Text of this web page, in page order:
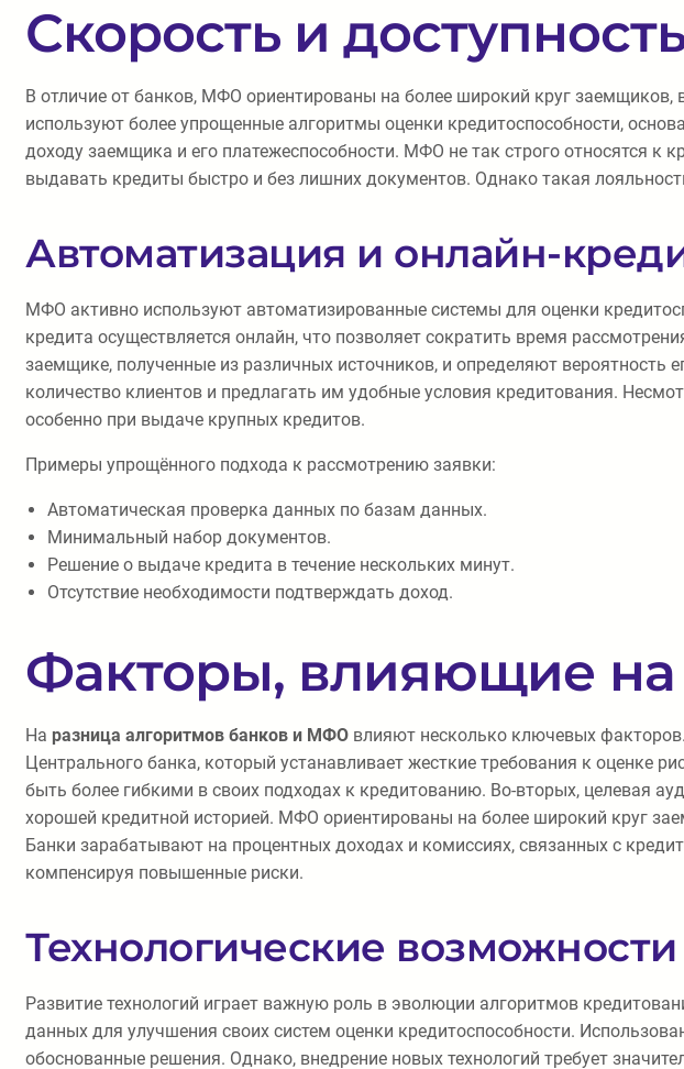
Скорость и
В отличие от банков, МФО ориентированы на более широкий круг
используют более упрощенные алгоритмы оценки кредитоспособности,
доходу заемщика и его платежеспособности. МФО не так строго относятся
выдавать кредиты быстро и без лишних документов. Однако такая
Автоматизация и онлайн-
МФО активно используют автоматизированные системы для оценки
кредита осуществляется онлайн, что позволяет сократить время
заемщике, полученные из различных источников, и определяют
количество клиентов и предлагать им удобные условия кредитования.
особенно при выдаче крупных кредитов.
Примеры упрощённого подхода к рассмотрению заявки:
Автоматическая проверка данных по базам данных.
Минимальный набор документов.
Решение о выдаче кредита в течение нескольких минут.
Отсутствие необходимости подтверждать доход.
Факторы, влияющие на
На разница алгоритмов банков и МФО влияют несколько ключевых
Центрального банка, который устанавливает жесткие требования к оценке
быть более гибкими в своих подходах к кредитованию. Во-вторых, целевая
хорошей кредитной историей. МФО ориентированы на более широкий круг
Банки зарабатывают на процентных доходах и комиссиях, связанных с
компенсируя повышенные риски.
Технологические
Развитие технологий играет важную роль в эволюции алгоритмов
данных для улучшения своих систем оценки кредитоспособности.
обоснованные решения. Однако, внедрение новых технологий требует